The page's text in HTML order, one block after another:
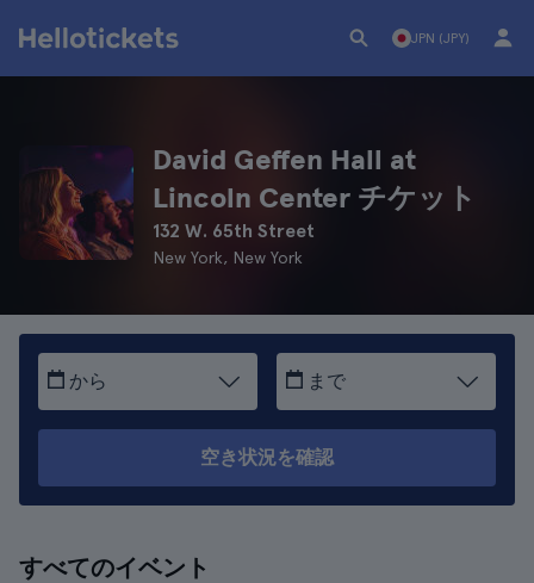
JPN (JPY)
David Geffen Hall at
Lincoln Center チケット
132 W. 65th Street
New York, New York
から まで
空き状況を確認
すべてのイベント